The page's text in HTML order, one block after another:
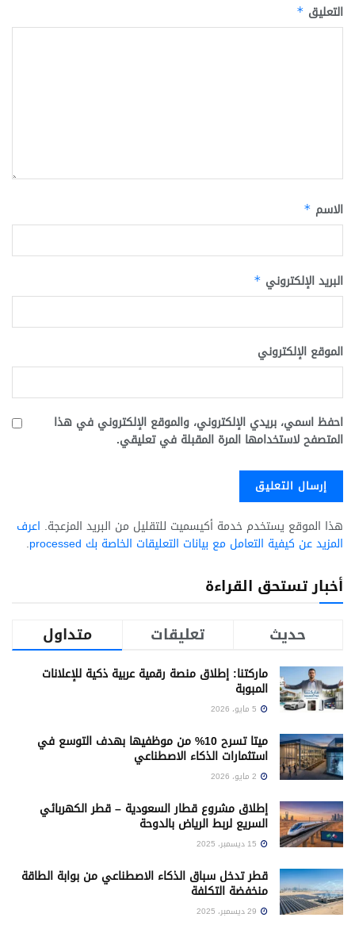
التعليق *
الاسم *
البريد الإلكتروني *
الموقع الإلكتروني
احفظ اسمي، بريدي الإلكتروني، والموقع الإلكتروني في هذا
المتصفح لاستخدامها المرة المقبلة في تعليقي.
هذا الموقع يستخدم خدمة أكيسميت للتقليل من البريد المزعجة. اعرف
المزيد عن كيفية التعامل مع بيانات التعليقات الخاصة بك processed
.
أخبار تستحق القراءة
متداول
تعليقات حديث
ماركتنا: إطلاق منصة رقمية عربية ذكية للإعلانات
المبوبة
ميتا تسرح 10% من موظفيها بهدف التوسع في
استثمارات الذكاء الاصطناعي
إطلاق مشروع قطار السعودية – قطر الكهربائي
السريع لربط الرياض بالدوحة
قطر تدخل سباق الذكاء الاصطناعي من بوابة الطاقة
منخفضة التكلفة